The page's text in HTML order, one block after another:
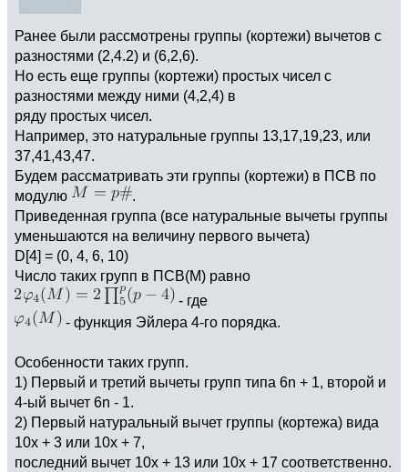
Ранее были рассмотрены группы (кортежи) вычетов с
разностями (2,4.2) и (6,2,6).
Но есть еще группы (кортежи) простых чисел с
разностями между ними (4,2,4) в
ряду простых чисел.
Например, это натуральные группы 13,17,19,23, или
37,41,43,47.
Будем рассматривать эти группы (кортежи) в ПСВ по
модулю
.
Приведенная группа (все натуральные вычеты группы
уменьшаются на величину первого вычета)
D[4] = (0, 4, 6, 10)
Число таких групп в ПСВ(М) равно
- где
- функция Эйлера 4-го порядка.
Особенности таких групп.
1) Первый и третий вычеты групп типа 6n + 1, второй и
4-ый вычет 6n - 1.
2) Первый натуральный вычет группы (кортежа) вида
10х + 3 или 10х + 7,
последний вычет 10х + 13 или 10х + 17 соответственно.